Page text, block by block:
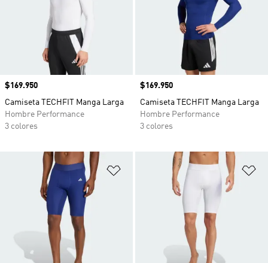
Precio
$169.950
Camiseta TECHFIT Manga Larga
Hombre Performance
3 colores
Precio
$169.950
Camiseta TECHFIT Manga Larga
Hombre Performance
3 colores
Añadir a la lista de deseos